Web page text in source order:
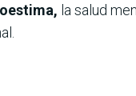
la salud